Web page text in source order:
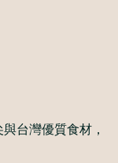
台灣優質食材，